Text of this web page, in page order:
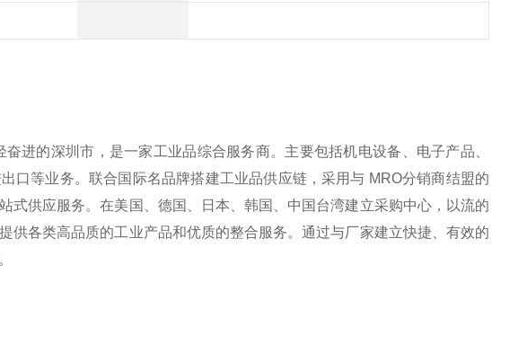
进的深圳市，是一家工业品综合服务商。主要包括机电设备、电子产品、
口等业务。联合国际名品牌搭建工业品供应链，采用与 MRO分销商结盟的
式供应服务。在美国、德国、日本、韩国、中国台湾建立采购中心，以流的
供各类高品质的工业产品和优质的整合服务。通过与厂家建立快捷、有效的